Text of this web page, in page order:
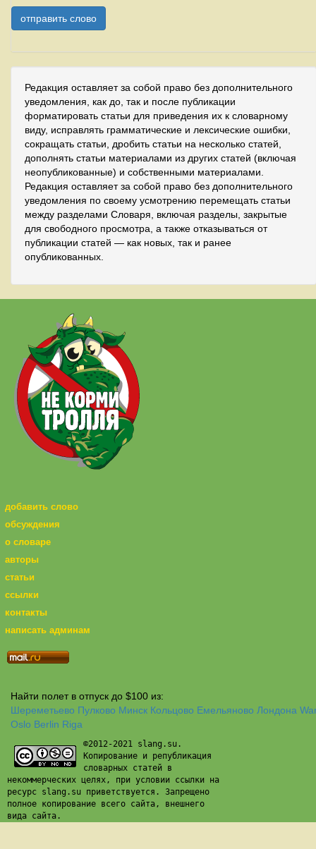
Редакция оставляет за собой право без дополнительного
уведомления, как до, так и после публикации
форматировать статьи для приведения их к словарному
виду, исправлять грамматические и лексические ошибки,
сокращать статьи, дробить статьи на несколько статей,
дополнять статьи материалами из других статей (включая
неопубликованные) и собственными материалами.
Редакция оставляет за собой право без дополнительного
уведомления по своему усмотрению перемещать статьи
между разделами Словаря, включая разделы, закрытые
для свободного просмотра, а также отказываться от
публикации статей — как новых, так и ранее
опубликованных.
добавить слово
обсуждения
о словаре
авторы
статьи
ссылки
контакты
написать админам
Найти полет в отпуск до $100 из:
Шереметьево Пулково Минск Кольцово Емельяново Лондона
Oslo Berlin Riga
©2012-2021 slang.su.
Копирование и републикация
словарных статей в
некоммерческих целях, при условии ссылки на
ресурс slang.su приветствуется. Запрещено
полное копирование всего сайта, внешнего
вида сайта.